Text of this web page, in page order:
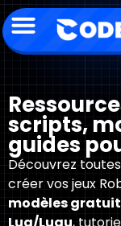
scripts,
guides
Découvrez
créer vos jeux
modèles